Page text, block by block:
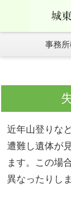
お問
事務
近年山登りな
遭難し遺体が
ます。この場
異なったりし
城